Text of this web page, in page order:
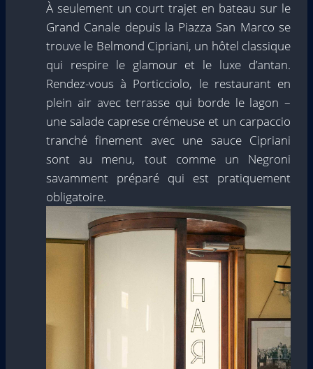
À seulement un court trajet en bateau sur le
Grand Canale depuis la Piazza San Marco se
trouve le Belmond Cipriani, un hôtel classique
qui respire le glamour et le luxe d’antan.
Rendez-vous à Porticciolo, le restaurant en
plein air avec terrasse qui borde le lagon –
une salade caprese crémeuse et un carpaccio
tranché finement avec une sauce Cipriani
sont au menu, tout comme un Negroni
savamment préparé qui est pratiquement
obligatoire.